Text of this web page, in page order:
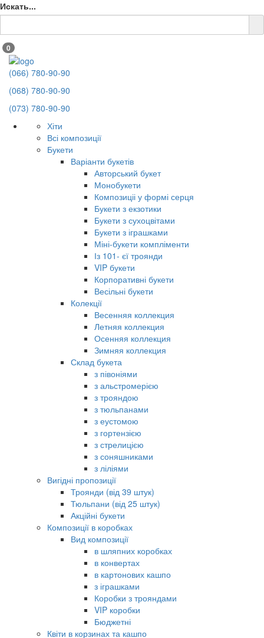
Искать...
0
(066) 780-90-90
(068) 780-90-90
(073) 780-90-90
Хіти
Всі композиції
Букети
Варіанти букетів
Авторський букет
Монобукети
Композиціі у формі серця
Букети з екзотики
Букети з сухоцвітами
Букети з іграшками
Міні-букети компліменти
Із 101- єї троянди
VIP букети
Корпоративні букети
Весільні букети
Колекції
Весенняя коллекция
Летняя коллекция
Осенняя коллекция
Зимняя коллекция
Склад букета
з півоніями
з альстромерією
з трояндою
з тюльпанами
з еустомою
з гортензією
з стрелицією
з соняшниками
з ліліями
Вигідні пропозиції
Троянди (від 39 штук)
Тюльпани (від 25 штук)
Акційні букети
Композиції в коробках
Вид композиції
в шляпних коробках
в конвертах
в картонових кашпо
з іграшками
Коробки з трояндами
VIP коробки
Бюджетні
Квіти в корзинах та кашпо